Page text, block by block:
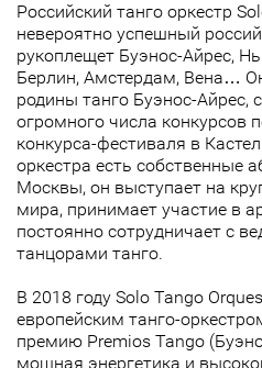
Российский танго оркестр
невероятно успешный
рукоплещет Буэнос-Айрес,
Берлин, Амстердам, Вена…
родины танго Буэнос-Айрес,
огромного числа конкурсов
конкурса-фестиваля в
оркестра есть собственные
Москвы, он выступает на
мира, принимает участие в
постоянно сотрудничает с
танцорами танго.
В 2018 году Solo Tango
европейским танго-
премию Premios Tango
мощная энергетика и